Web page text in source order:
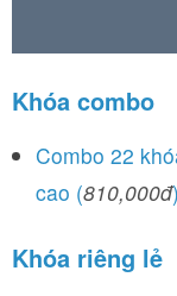
Khóa combo
Combo 22
cao (810,000đ)
Khóa riêng lẻ